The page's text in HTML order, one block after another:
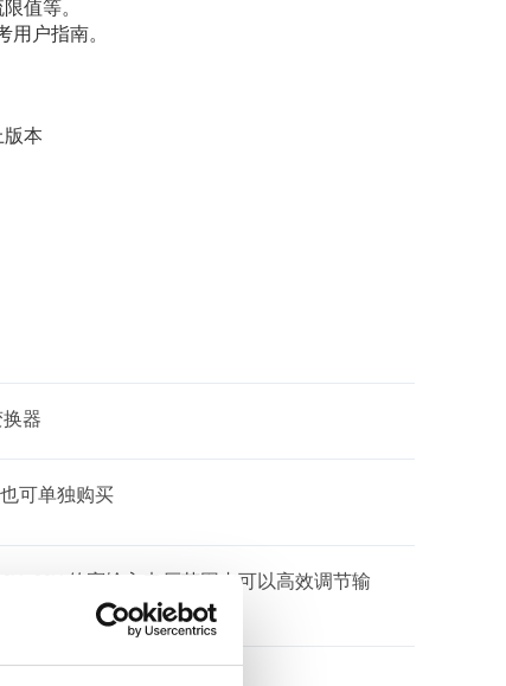
值等。
用户指南。
版本
换器
可单独购买
的宽输入电压范围内可以高效调节输